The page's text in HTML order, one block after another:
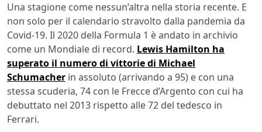
Una stagione come nessun’altra nella storia recente. E
non solo per il calendario stravolto dalla pandemia da
Covid-19. Il 2020 della Formula 1 è andato in archivio
come un Mondiale di record. Lewis Hamilton ha
superato il numero di vittorie di Michael
Schumacher in assoluto (arrivando a 95) e con una
stessa scuderia, 74 con le Frecce d’Argento con cui ha
debuttato nel 2013 rispetto alle 72 del tedesco in
Ferrari.